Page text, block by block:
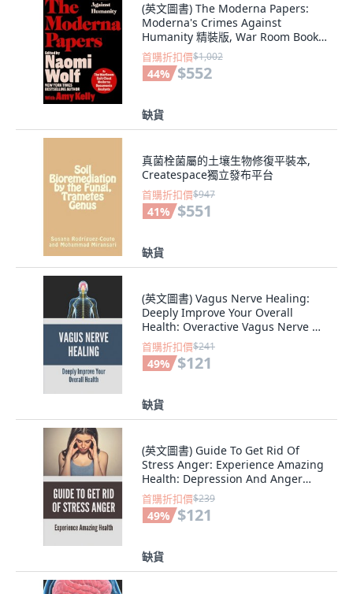
(英文圖書) The Moderna Papers:
Moderna's Crimes Against
Humanity 精裝版, War Room Books,
英文
首購折扣價$1,002
44% $552
缺貨
真菌栓菌屬的土壤生物修復平裝本,
Createspace獨立發布平台
首購折扣價$947
41% $551
缺貨
(英文圖書) Vagus Nerve Healing:
Deeply Improve Your Overall
Health: Overactive Vagus Nerve 平
裝版, Independently Published, 英
文
首購折扣價$241
49% $121
缺貨
(英文圖書) Guide To Get Rid Of
Stress Anger: Experience Amazing
Health: Depression And Anger
Management 平裝版,
Independently Published, 英文
首購折扣價$239
49% $121
缺貨